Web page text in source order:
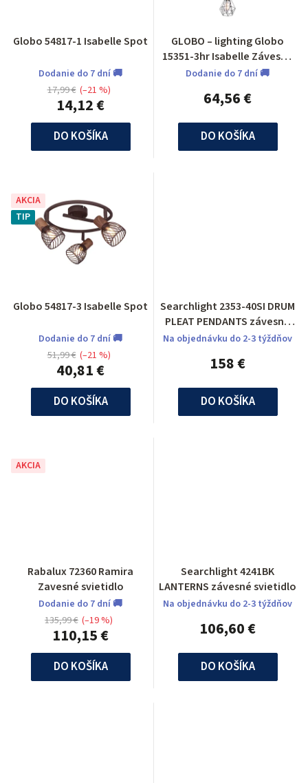
Globo 54817-1 Isabelle Spot
Dodanie do 7 dní 🚚
14,12 €
17,99 € (–21 %)
DO KOŠÍKA
GLOBO – lighting Globo
15351-3hr Isabelle Závesné
svietidlo
Dodanie do 7 dní 🚚
64,56 €
DO KOŠÍKA
AKCIA
TIP
Globo 54817-3 Isabelle Spot
Dodanie do 7 dní 🚚
40,81 €
51,99 € (–21 %)
DO KOŠÍKA
Searchlight 2353-40SI DRUM
PLEAT PENDANTS závesné
svietidlo
Na objednávku do 2-3 týždňov
158 €
DO KOŠÍKA
AKCIA
Rabalux 72360 Ramira
Zavesné svietidlo
Dodanie do 7 dní 🚚
110,15 €
135,99 € (–19 %)
DO KOŠÍKA
Searchlight 4241BK
LANTERNS závesné svietidlo
Na objednávku do 2-3 týždňov
106,60 €
DO KOŠÍKA